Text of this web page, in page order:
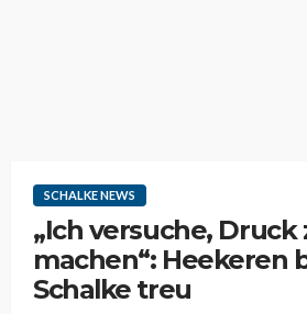
SCHALKE NEWS
„Ich versuche, Druck
machen“: Heekeren
Schalke treu